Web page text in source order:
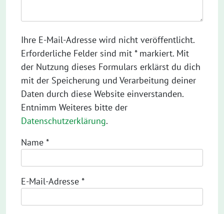
Ihre E-Mail-Adresse wird nicht veröffentlicht.
Erforderliche Felder sind mit * markiert. Mit
der Nutzung dieses Formulars erklärst du dich
mit der Speicherung und Verarbeitung deiner
Daten durch diese Website einverstanden.
Entnimm Weiteres bitte der
Datenschutzerklärung.
Name *
E-Mail-Adresse *